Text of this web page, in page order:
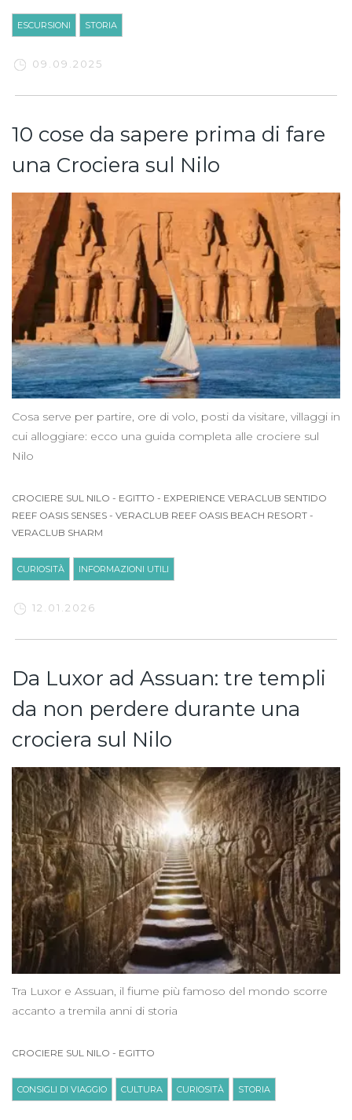
ESCURSIONI STORIA
09.09.2025
10 cose da sapere prima di fare
una Crociera sul Nilo
Cosa serve per partire, ore di volo, posti da visitare, villaggi in
cui alloggiare: ecco una guida completa alle crociere sul
Nilo
CROCIERE SUL NILO - EGITTO - EXPERIENCE VERACLUB SENTIDO
REEF OASIS SENSES - VERACLUB REEF OASIS BEACH RESORT -
VERACLUB SHARM
CURIOSITÀ INFORMAZIONI UTILI
12.01.2026
Da Luxor ad Assuan: tre templi
da non perdere durante una
crociera sul Nilo
Tra Luxor e Assuan, il fiume più famoso del mondo scorre
accanto a tremila anni di storia
CROCIERE SUL NILO - EGITTO
CONSIGLI DI VIAGGIO CULTURA CURIOSITÀ STORIA